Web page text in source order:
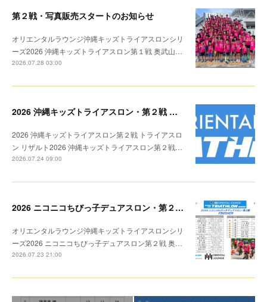
第２戦・写真販売スタートのお知らせ
オリエンタルラウンジ沖縄キッズトライアスロンシリ
ーズ2026 沖縄キッズトライアスロン第１戦 奥武山…
2026.07.28 03:00
2026 沖縄キッズトライアスロン・第２戦 リザルト
2026 沖縄キッズトライアスロン第２戦 トライアスロ
ン リザルト2026 沖縄キッズトライアスロン第２戦…
2026.07.24 09:00
2026 ニコニコちびっ子デュアスロン・第２戦 リザルト
オリエンタルラウンジ沖縄キッズトライアスロンシリ
ーズ2026 ニコニコちびっ子デュアスロン第２戦 奥…
2026.07.23 21:00